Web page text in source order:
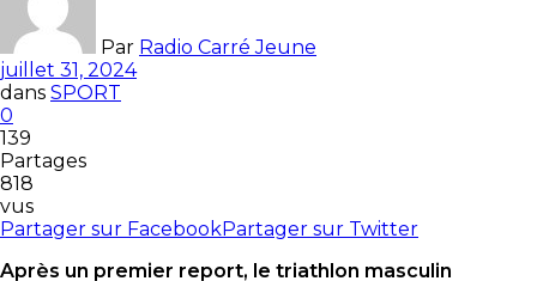
Par Radio Carré Jeune
juillet 31, 2024
dans SPORT
0
139
Partages
818
vus
Partager sur FacebookPartager sur Twitter
Après un premier report, le triathlon masculin